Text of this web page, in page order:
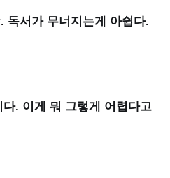
서가 무너지는게 아쉽다.
. 이게 뭐 그렇게 어렵다고